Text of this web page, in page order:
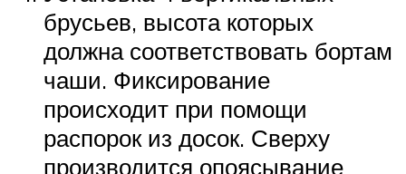
брусьев, высота которых
должна соответствовать бортам
чаши. Фиксирование
происходит при помощи
распорок из досок. Сверху
производится опоясывание